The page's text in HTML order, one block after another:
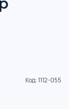
Код:1112-055